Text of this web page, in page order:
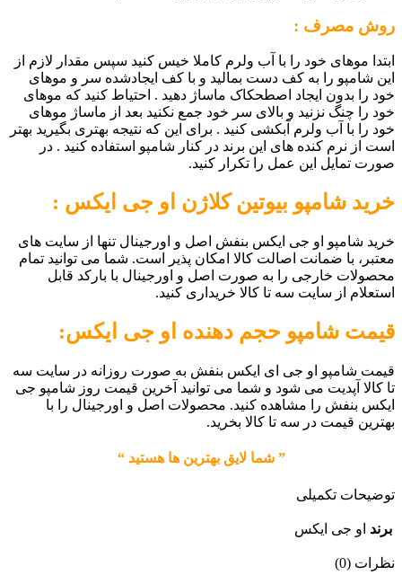
روش مصرف :
ابتدا موهای خود را با آب ولرم کاملا خیس کنید سپس مقدار لازم از
این شامپو را به کف دست بمالید و با کف ایجادشده سر و موهای
خود را بدون ایجاد اصطحکاک ماساژ دهید . احتیاط کنید که موهای
خود را چنگ نزنید و بالای سر خود جمع نکنید بعد از ماساژ موهای
خود را با آب ولرم آبکشی کنید . برای این که نتیجه بهتری بگیرید بهتر
است از نرم کنده های این برند در کنار شامپو استفاده کنید . در
صورت تمایل این عمل را تکرار کنید.
خرید شامپو بیوتین کلاژن او جی ایکس :
خرید شامپو او جی ایکس بنفش اصل و اورجینال تنها از سایت های
معتبر، با ضمانت اصالت کالا امکان پذیر است. شما می توانید تمام
محصولات خارجی را به صورت اصل و اورجینال با بارکد قابل
استعلام از سایت سه تا کالا خریداری کنید.
قیمت شامپو حجم دهنده او جی ایکس:
قیمت شامپو او جی ای ایکس بنفش به صورت روزانه در سایت سه
تا کالا آپدیت می شود و شما می توانید آخرین قیمت روز شامپو جی
ایکس بنفش را مشاهده کنید. محصولات اصل و اورجینال را با
بهترین قیمت در سه تا کالا بخرید.
” شما لایق بهترین ها هستید “
توضیحات تکمیلی
برند او جی ایکس
نظرات (0)